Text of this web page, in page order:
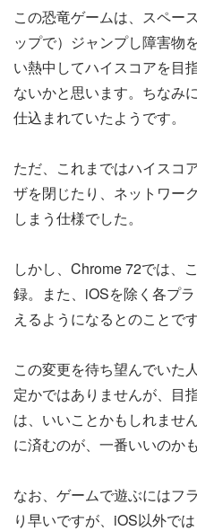
この恐竜ゲームは、スペー
ップで）ジャンプし障害物
い熱中してハイスコアを目
ないかと思います。ちなみ
仕込まれていたようです。
ただ、これまではハイスコ
ザを閉じたり、ネットワー
しまう仕様でした。
しかし、Chrome 72では、
録。また、iOSを除く各プ
えるようになるとのことです
この変更を待ち望んでいた
定かではありませんが、目
は、いいことかもしれませ
に済むのが、一番いいのか
なお、ゲームで遊ぶにはフ
り早いですが、iOS以外で